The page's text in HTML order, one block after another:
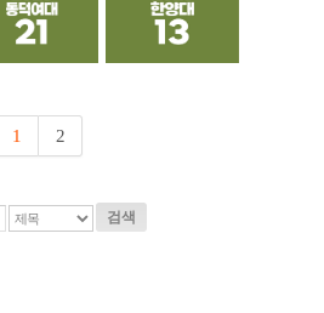
1 2
검색